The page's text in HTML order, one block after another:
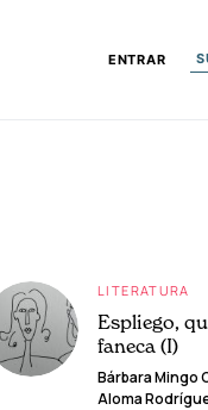
ENTRAR
LITERATURA
Espliego,
faneca (I)
Bárbara Mingo
Aloma